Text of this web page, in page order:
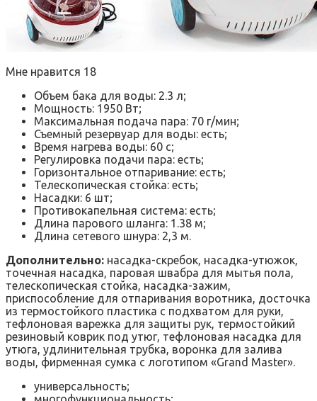
Мне нравится 18
Объем бака для воды: 2.3 л;
Мощность: 1950 Вт;
Максимальная подача пара: 70 г/мин;
Съемный резервуар для воды: есть;
Время нагрева воды: 60 с;
Регулировка подачи пара: есть;
Горизонтальное отпаривание: есть;
Телескопическая стойка: есть;
Насадки: 6 шт;
Противокапельная система: есть;
Длина парового шланга: 1.38 м;
Длина сетевого шнура: 2,3 м.
Дополнительно: насадка-скребок, насадка-утюжок,
точечная насадка, паровая швабра для мытья пола,
телескопическая стойка, насадка-зажим,
приспособление для отпаривания воротника, досточка
из термостойкого пластика с подхватом для руки,
тефлоновая варежка для защиты рук, термостойкий
резиновый коврик под утюг, тефлоновая насадка для
утюга, удлинительная трубка, воронка для залива
воды, фирменная сумка с логотипом «Grand Master».
универсальность;